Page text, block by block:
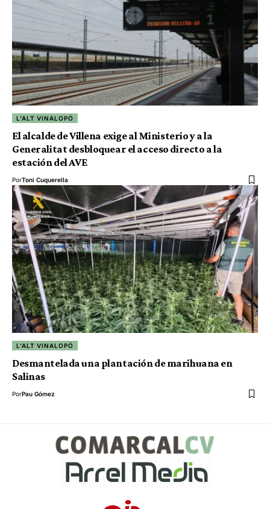
L'ALT VINALOPÓ
El alcalde de Villena exige al Ministerio y a la
Generalitat desbloquear el acceso directo a la
estación del AVE
PorToni Cuquerella
L'ALT VINALOPÓ
Desmantelada una plantación de marihuana en
Salinas
PorPau Gómez